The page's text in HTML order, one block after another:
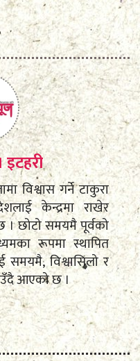
विश्वास गर्ने टाकुरा
केन्द्रमा राखेर
। छोटो समयमै पूर्वको
रूपमा स्थापित
विश्वासिलो र
आएको छ ।